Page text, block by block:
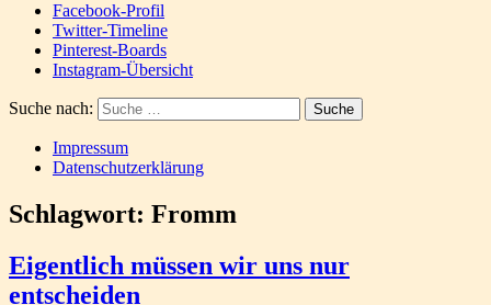
Facebook-Profil
Twitter-Timeline
Pinterest-Boards
Instagram-Übersicht
Suche nach:
Impressum
Datenschutzerklärung
Schlagwort: Fromm
Eigentlich müssen wir uns nur
entscheiden